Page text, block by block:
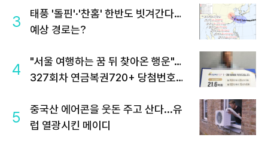
3
태풍 '돌핀'·'찬홈' 한반도 빗겨간다…
예상 경로는?
4
"서울 여행하는 꿈 뒤 찾아온 행운"…
327회차 연금복권720+ 당첨번호조
5
중국산 에어콘을 웃돈 주고 산다...유
럽 열광시킨 메이디